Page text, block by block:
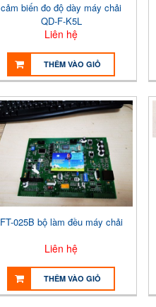
cảm biến đo độ dày máy chải
QD-F-K5L
Liên hệ
THÊM VÀO GIỎ
FT-025B bộ làm đều máy chải
Liên hệ
THÊM VÀO GIỎ